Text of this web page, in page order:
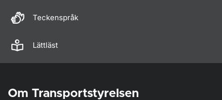
Teckenspråk
Lättläst
Om Transportstyrelsen